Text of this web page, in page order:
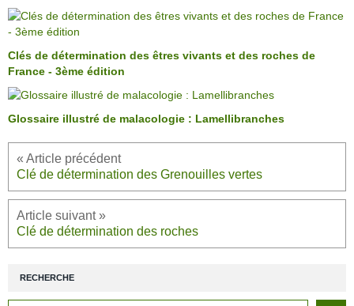
Clés de détermination des êtres vivants et des roches de
France - 3ème édition
Glossaire illustré de malacologie : Lamellibranches
Clé de détermination des Grenouilles vertes
Clé de détermination des roches
RECHERCHE